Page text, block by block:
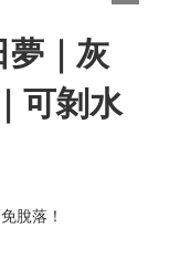
｜灰
可剝水
脫落！